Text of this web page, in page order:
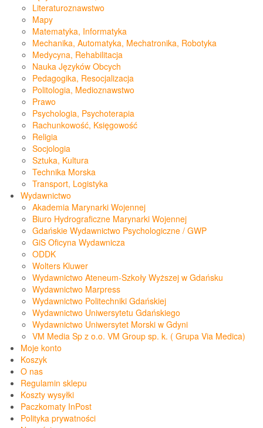
Literaturoznawstwo
Mapy
Matematyka, Informatyka
Mechanika, Automatyka, Mechatronika, Robotyka
Medycyna, Rehabilitacja
Nauka Języków Obcych
Pedagogika, Resocjalizacja
Politologia, Medioznawstwo
Prawo
Psychologia, Psychoterapia
Rachunkowość, Księgowość
Religia
Socjologia
Sztuka, Kultura
Technika Morska
Transport, Logistyka
Wydawnictwo
Akademia Marynarki Wojennej
Biuro Hydrograficzne Marynarki Wojennej
Gdańskie Wydawnictwo Psychologiczne / GWP
GiS Oficyna Wydawnicza
ODDK
Wolters Kluwer
Wydawnictwo Ateneum-Szkoły Wyższej w Gdańsku
Wydawnictwo Marpress
Wydawnictwo Politechniki Gdańskiej
Wydawnictwo Uniwersytetu Gdańskiego
Wydawnictwo Uniwersytet Morski w Gdyni
VM Media Sp z o.o. VM Group sp. k. ( Grupa Via Medica)
Moje konto
Koszyk
O nas
Regulamin sklepu
Koszty wysyłki
Paczkomaty InPost
Polityka prywatności